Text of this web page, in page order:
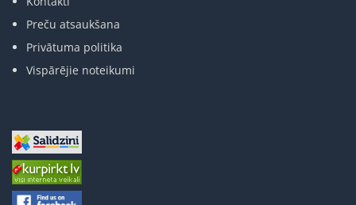
Preču atsaukšana
Privātuma politika
Vispārējie noteikumi